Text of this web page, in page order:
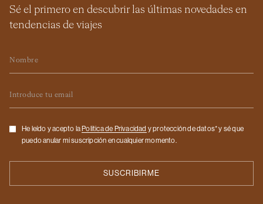
Sé el primero en descubrir las últimas novedades en
tendencias de viajes
Checkbox
He leído y acepto la Politica de Privacidad y protección de datos* y sé que
puedo anular mi suscripción en cualquier momento.